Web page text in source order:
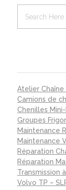
Atelier
Camions de
Chenilles
Groupes
Maintenance
Maintenance
Réparation
Réparation
Transmission
Volvo TP –